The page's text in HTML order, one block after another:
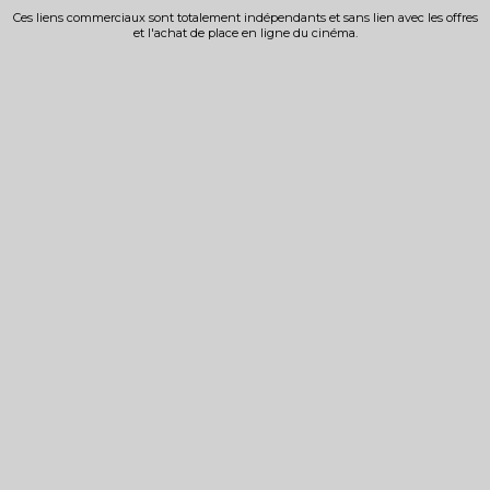
Ces liens commerciaux sont totalement indépendants et sans lien avec les offres
et l'achat de place en ligne du cinéma.